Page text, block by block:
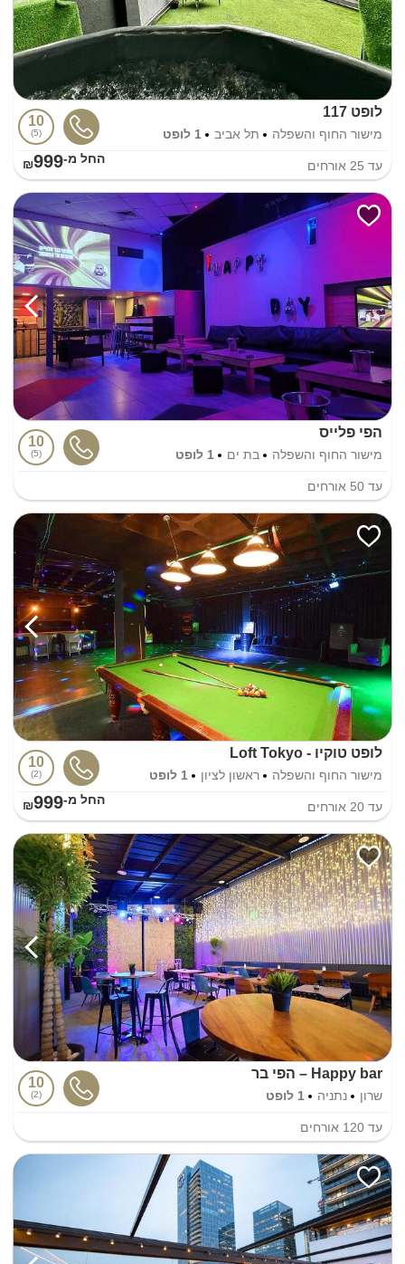
לופט 117
מישור החוף והשפלה תל אביב 1 לופט
10
5
עד 25 אורחים החל מ-₪999
הפי פלייס
מישור החוף והשפלה בת ים 1 לופט
10
5
עד 50 אורחים
לופט טוקיו - Loft Tokyo
מישור החוף והשפלה ראשון לציון 1 לופט
10
2
עד 20 אורחים החל מ-₪999
Happy bar – הפי בר
שרון נתניה 1 לופט
10
2
עד 120 אורחים